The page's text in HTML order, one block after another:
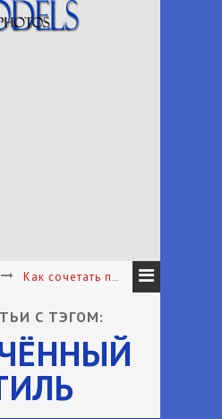
Как сочетать принты в одежде - Как подбирать и сочетать принты
Что носить с белыми брюками - Какие туфли носить с белыми брюками лето
С ТЭГОМ: